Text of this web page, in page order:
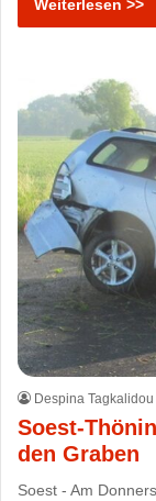
Weiterlesen >>
Despina Tagkalidou
Soest-
den Graben
Soest - Am